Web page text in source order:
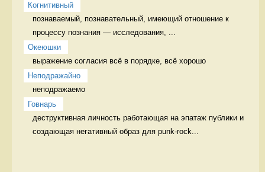
Когнитивный
познаваемый, познавательный, имеющий отношение к
процессу познания — исследования, ...
Океюшки
выражение согласия всё в порядке, всё хорошо
Неподражайно
неподражаемо
Говнарь
деструктивная личность работающая на эпатаж публики и
создающая негативный образ для punk-rock...